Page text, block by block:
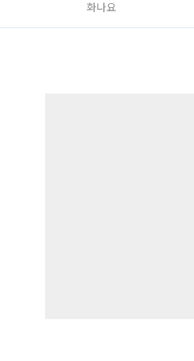
화나요